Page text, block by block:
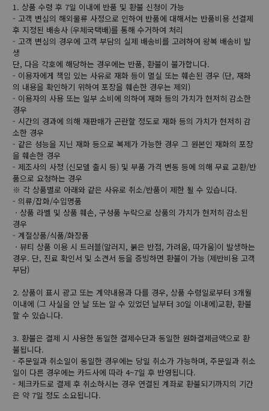
1. 상품 수령 후 7일 이내에 반품 및 환불 신청이 가능
- 고객 변심의 해외물류 사정으로 인하여 반품에 대해서는 반품비용 선결제
후 지정된 배송사 (우체국택배)를 통해 수거하여 처리
- 고객 변심의 경우에 고객 부담의 실제 배송비를 고려하여 왕복 배송비 발
생
단, 다음 각호에 해당하는 경우에는 반품, 환불이 불가합니다.
- 이용자에게 책임 있는 사유로 재화 등이 멸실 또는 훼손된 경우 (단, 재화
의 내용을 확인하기 위하여 포장을 훼손한 경우는 제외)
- 이용자의 사용 또는 일부 소비에 의하여 재화 등의 가치가 현저히 감소한
경우
- 시간의 경과에 의해 재판매가 곤란할 정도로 재화 등의 가치가 현저히 감
소한 경우
- 같은 성능을 지닌 재화 등으로 복제가 가능한 경우 그 원본인 재화의 포장
을 훼손한 경우
- 제조사의 사정 (신모델 출시 등) 및 부품 가격 변동 등에 의해 무료 교환/반
품으로 요청하는 경우
※ 각 상품별로 아래와 같은 사유로 취소/반품이 제한 될 수 있습니다.
- 의류/잡화/수입명품
ㆍ상품 라벨 및 상품 훼손, 구성품 누락으로 상품의 가치가 현저히 감소된
경우
- 계절상품/식품/화장품
ㆍ뷰티 상품 이용 시 트러블(알러지, 붉은 반점, 가려움, 따가움)이 발생하는
경우. 단, 진료 확인서 및 소견서 등을 증빙하면 환불이 가능 (제반비용 고객
부담)
2. 상품이 표시 광고 또는 계약내용과 다를 경우, 상품 수령일로부터 3개월
이내에 (그 사실을 안 날 또는 알 수 있었던 날부터 30일 이내에)교환, 환불
할 수 있습니다.
3. 환불은 결제 시 사용한 동일한 결제수단과 동일한 원화결제금액으로 환
불됩니다.
- 주문일과 취소일이 동일한 경우에는 당일 취소가 가능하며, 주문일과 취소
일이 다른 경우에는 카드사에 따라 4~7일 후 반영됩니다.
- 체크카드로 결제 후 취소하시는 경우 연결된 계좌로 환불되기까지의 기간
은 약 7일 정도 소요됩니다.